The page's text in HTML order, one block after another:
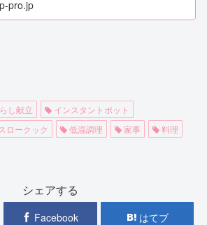
pro.jp
し献立
インスタントポット
スロークック 低温調理 家事
料理
シェアする
Facebook はてブ